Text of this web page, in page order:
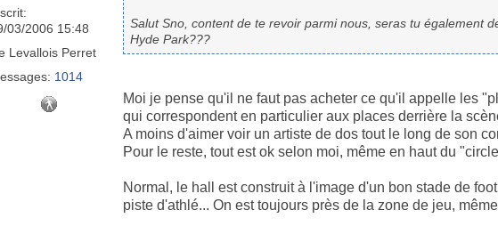
03/2006 15:48
Levallois Perret
1014
Salut Sno, content de te revoir parmi nous, seras tu également
Hyde Park???
Moi je pense qu'il ne faut pas acheter ce qu'il appelle les
qui correspondent en particulier aux places derrière la
A moins d'aimer voir un artiste de dos tout le long de son
Pour le reste, tout est ok selon moi, même en haut du
Normal, le hall est construit à l'image d'un bon stade de
piste d'athlé... On est toujours près de la zone de jeu,